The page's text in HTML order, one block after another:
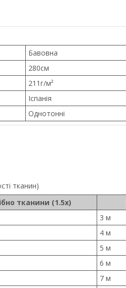
Бавовна
280см
211г/м²
Іспанія
Однотонні
тканин)
тканини (1.5x)
3 м
4 м
5 м
6 м
7 м